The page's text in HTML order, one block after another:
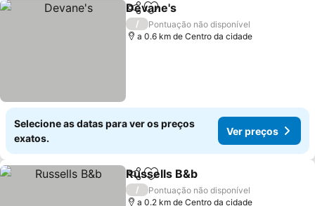
PartilharAdicionar aos favoritos
Devane's
/
Pontuação não disponível
a 0.6 km de Centro da cidade
Selecione as datas para ver os preços
exatos.
Ver preços
PartilharAdicionar aos favoritos
Russells B&b
/
Pontuação não disponível
a 0.2 km de Centro da cidade